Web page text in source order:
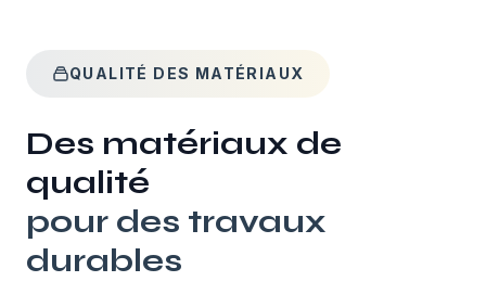
QUALITÉ DES MATÉRIAUX
Des matériaux de
qualité
pour des travaux
durables